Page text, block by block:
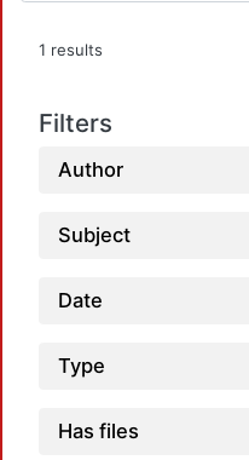
1 results
Filters
Author
Subject
Date
Type
Has files